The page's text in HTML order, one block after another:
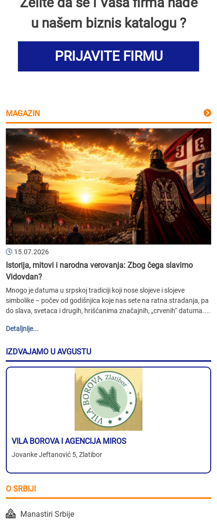
u našem biznis katalogu ?
PRIJAVITE FIRMU
MAGAZIN
15.07.2026
Istorija, mitovi i narodna verovanja: Zbog čega slavimo
Vidovdan?
Mnogo je datuma u srpskoj tradiciji koji nose slojeve i slojeve
simbolike – počev od godišnjica koje nas sete na ratna stradanja, pa
do slava, svetaca i drugih, hrišćanima značajnih, „crvenih“ datuma....
Detaljnije...
IZDVAJAMO U AVGUSTU
VILA BOROVA I AGENCIJA MIROS
Jovanke Jeftanović 5, Zlatibor
O SRBIJI
Manastiri Srbije